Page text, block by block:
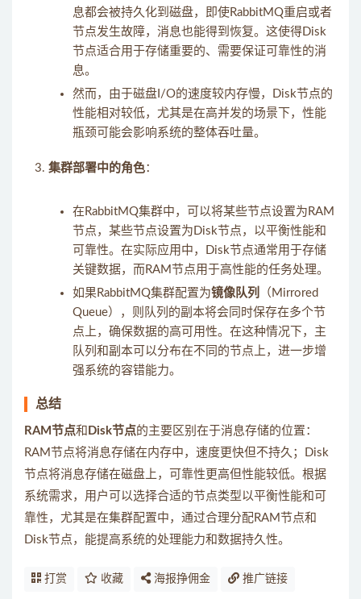
息都会被持久化到磁盘，即使RabbitMQ重启或者
节点发生故障，消息也能得到恢复。这使得Disk
节点适合用于存储重要的、需要保证可靠性的消
息。
然而，由于磁盘I/O的速度较内存慢，Disk节点的
性能相对较低，尤其是在高并发的场景下，性能
瓶颈可能会影响系统的整体吞吐量。
集群部署中的角色：
在RabbitMQ集群中，可以将某些节点设置为RAM
节点，某些节点设置为Disk节点，以平衡性能和
可靠性。在实际应用中，Disk节点通常用于存储
关键数据，而RAM节点用于高性能的任务处理。
如果RabbitMQ集群配置为镜像队列
（Mirrored
Queue），则队列的副本将会同时保存在多个节
点上，确保数据的高可用性。在这种情况下，主
队列和副本可以分布在不同的节点上，进一步增
强系统的容错能力。
总结
RAM节点和 Disk节点的主要区别在于消息存储的位置：
RAM节点将消息存储在内存中，速度更快但不持久；Disk
节点将消息存储在磁盘上，可靠性更高但性能较低。根据
系统需求，用户可以选择合适的节点类型以平衡性能和可
靠性，尤其是在集群配置中，通过合理分配RAM节点和
Disk节点，能提高系统的处理能力和数据持久性。
打赏 收藏 海报挣佣金 推广链接